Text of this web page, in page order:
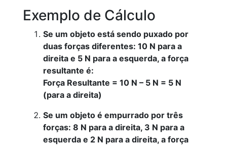
Exemplo de Cálculo
Se um objeto está sendo puxado por
duas forças diferentes: 10 N para a
direita e 5 N para a esquerda, a força
resultante é:
Força Resultante = 10 N – 5 N = 5 N
(para a direita)
Se um objeto é empurrado por três
forças: 8 N para a direita, 3 N para a
esquerda e 2 N para a direita, a força